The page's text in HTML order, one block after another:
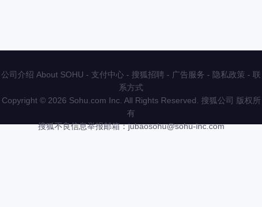
公司介绍 About SOHU - 支付中心 - 搜狐招聘 - 广告服务 - 隐私政策 - 联
系方式
Copyright © 2026 Sohu.com Inc. All Rights Reserved. 搜狐公司 版权所
有
搜狐不良信息举报邮箱：jubaosohu@sohu-inc.com